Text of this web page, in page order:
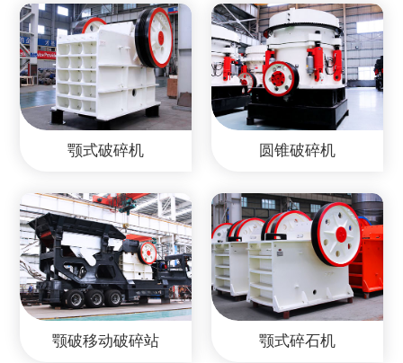
颚式破碎机 圆锥破碎机
颚破移动破碎站 颚式碎石机